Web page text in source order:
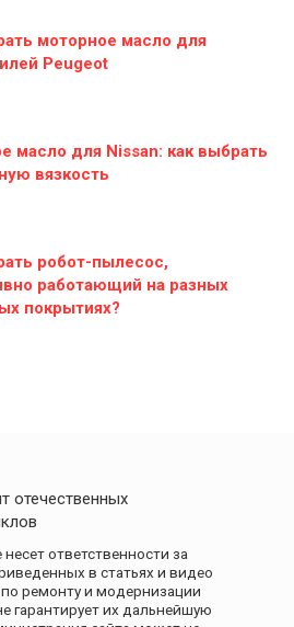
моторное масло для
Peugeot
масло для Nissan: как выбрать
вязкость
робот-пылесос,
работающий на разных
покрытиях?
отечественных
ответственности за
в статьях и видео
ремонту и модернизации
гарантирует их дальнейшую